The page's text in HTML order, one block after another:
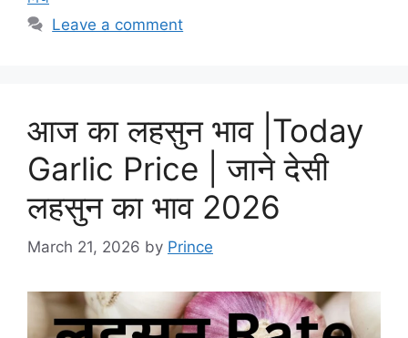
Leave a comment
आज का लहसुन भाव |Today
Garlic Price | जाने देसी
लहसुन का भाव 2026
March 21, 2026 by Prince